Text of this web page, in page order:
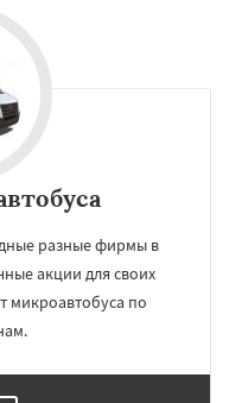
разные фирмы в
акции для своих
микроавтобуса по